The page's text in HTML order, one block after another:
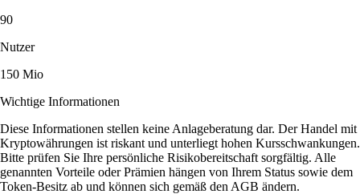
90
Nutzer
150 Mio
Wichtige Informationen
Diese Informationen stellen keine Anlageberatung dar. Der Handel mit
Kryptowährungen ist riskant und unterliegt hohen Kursschwankungen.
Bitte prüfen Sie Ihre persönliche Risikobereitschaft sorgfältig. Alle
genannten Vorteile oder Prämien hängen von Ihrem Status sowie dem
Token-Besitz ab und können sich gemäß den AGB ändern.